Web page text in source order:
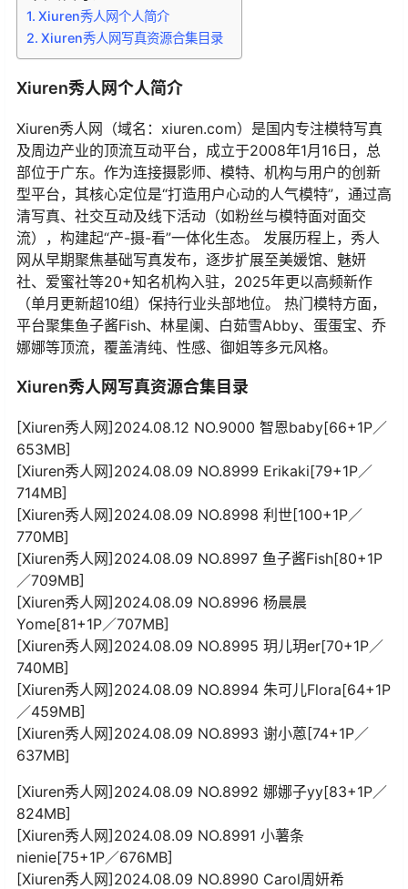
Xiuren秀人网个人简介
Xiuren秀人网写真资源合集目录
Xiuren秀人网个人简介
Xiuren秀人网（域名：xiuren.com）是国内专注模特写真
及周边产业的顶流互动平台，成立于2008年1月16日，总
部位于广东。作为连接摄影师、模特、机构与用户的创新
型平台，其核心定位是“打造用户心动的人气模特”，通过高
清写真、社交互动及线下活动（如粉丝与模特面对面交
流），构建起“产-摄-看”一体化生态。 发展历程上，秀人
网从早期聚焦基础写真发布，逐步扩展至美媛馆、魅妍
社、爱蜜社等20+知名机构入驻，2025年更以高频新作
（单月更新超10组）保持行业头部地位。 热门模特方面，
平台聚集鱼子酱Fish、林星阑、白茹雪Abby、蛋蛋宝、乔
娜娜等顶流，覆盖清纯、性感、御姐等多元风格。
Xiuren秀人网写真资源合集目录
[Xiuren秀人网]2024.08.12 NO.9000 智恩baby[66+1P／
653MB]
[Xiuren秀人网]2024.08.09 NO.8999 Erikaki[79+1P／
714MB]
[Xiuren秀人网]2024.08.09 NO.8998 利世[100+1P／
770MB]
[Xiuren秀人网]2024.08.09 NO.8997 鱼子酱Fish[80+1P
／709MB]
[Xiuren秀人网]2024.08.09 NO.8996 杨晨晨
Yome[81+1P／707MB]
[Xiuren秀人网]2024.08.09 NO.8995 玥儿玥er[70+1P／
740MB]
[Xiuren秀人网]2024.08.09 NO.8994 朱可儿Flora[64+1P
／459MB]
[Xiuren秀人网]2024.08.09 NO.8993 谢小蒽[74+1P／
637MB]
[Xiuren秀人网]2024.08.09 NO.8992 娜娜子yy[83+1P／
824MB]
[Xiuren秀人网]2024.08.09 NO.8991 小薯条
nienie[75+1P／676MB]
[Xiuren秀人网]2024.08.09 NO.8990 Carol周妍希